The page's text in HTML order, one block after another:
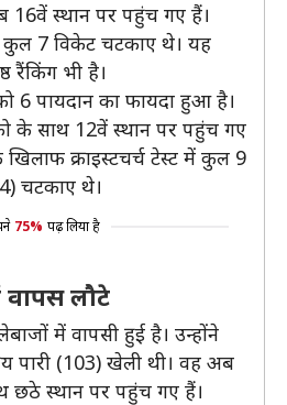
16वें स्थान पर पहुंच गए हैं।
कुल 7 विकेट चटकाए थे। यह
रैंकिंग भी है।
6 पायदान का फायदा हुआ है।
के साथ 12वें स्थान पर पहुंच गए
खिलाफ क्राइस्टचर्च टेस्ट में कुल 9
चटकाए थे।
75% पढ़ लिया है
वापस लौटे
में वापसी हुई है। उन्होंने
पारी (103) खेली थी। वह अब
छठे स्थान पर पहुंच गए हैं।